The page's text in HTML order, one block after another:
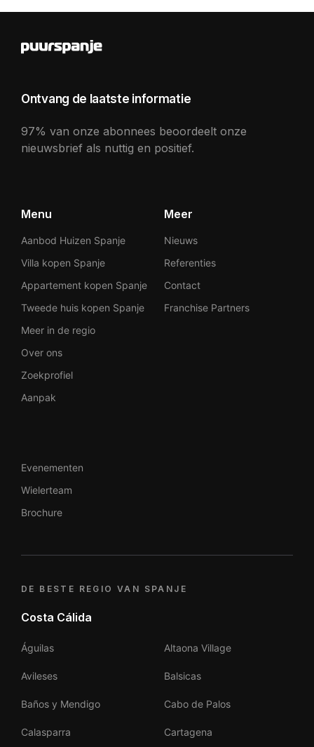
Ontvang de laatste informatie
97% van onze abonnees beoordeelt onze
nieuwsbrief als nuttig en positief.
Menu
Aanbod Huizen Spanje
Villa kopen Spanje
Appartement kopen Spanje
Tweede huis kopen Spanje
Meer in de regio
Over ons
Zoekprofiel
Aanpak
Meer
Nieuws
Referenties
Contact
Franchise Partners
Evenementen
Wielerteam
Brochure
DE BESTE REGIO VAN SPANJE
Costa Cálida
Águilas Altaona Village
Avileses Balsicas
Baños y Mendigo Cabo de Palos
Calasparra Cartagena